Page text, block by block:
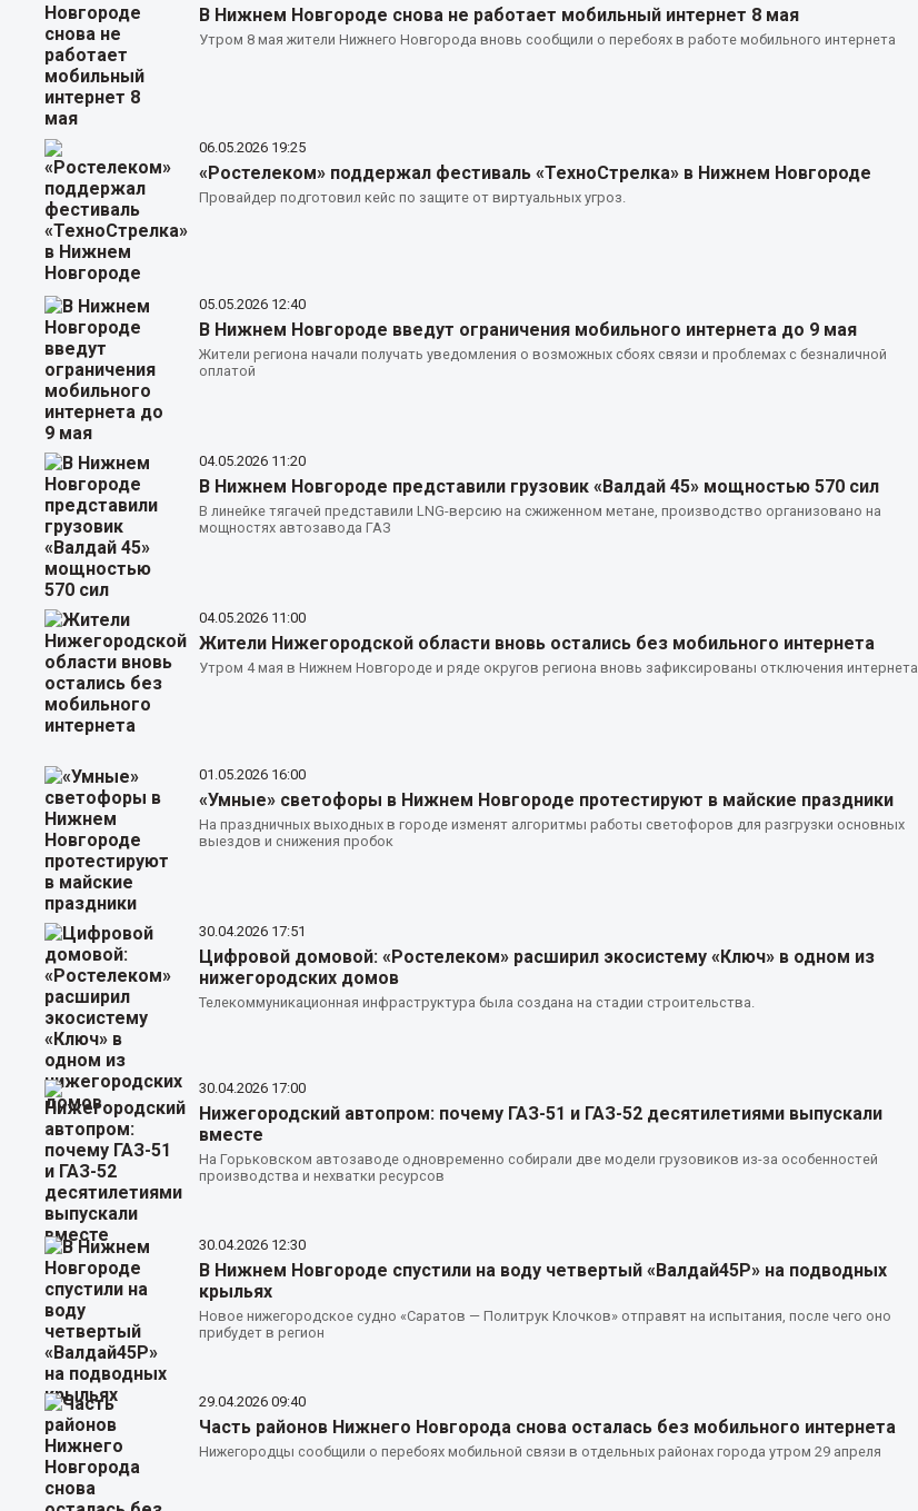
В Нижнем Новгороде снова не работает мобильный интернет 8 мая
Утром 8 мая жители Нижнего Новгорода вновь сообщили о перебоях в работе мобильного интернета
06.05.2026 19:25
«Ростелеком» поддержал фестиваль «ТехноСтрелка» в Нижнем Новгороде
Провайдер подготовил кейс по защите от виртуальных угроз.
05.05.2026 12:40
В Нижнем Новгороде введут ограничения мобильного интернета до 9 мая
Жители региона начали получать уведомления о возможных сбоях связи и проблемах с безналичной
оплатой
04.05.2026 11:20
В Нижнем Новгороде представили грузовик «Валдай 45» мощностью 570 сил
В линейке тягачей представили LNG-версию на сжиженном метане, производство организовано на
мощностях автозавода ГАЗ
04.05.2026 11:00
Жители Нижегородской области вновь остались без мобильного интернета
Утром 4 мая в Нижнем Новгороде и ряде округов региона вновь зафиксированы отключения интернета
01.05.2026 16:00
«Умные» светофоры в Нижнем Новгороде протестируют в майские праздники
На праздничных выходных в городе изменят алгоритмы работы светофоров для разгрузки основных
выездов и снижения пробок
30.04.2026 17:51
Цифровой домовой: «Ростелеком» расширил экосистему «Ключ» в одном из
нижегородских домов
Телекоммуникационная инфраструктура была создана на стадии строительства.
30.04.2026 17:00
Нижегородский автопром: почему ГАЗ-51 и ГАЗ-52 десятилетиями выпускали
вместе
На Горьковском автозаводе одновременно собирали две модели грузовиков из-за особенностей
производства и нехватки ресурсов
30.04.2026 12:30
В Нижнем Новгороде спустили на воду четвертый «Валдай45Р» на подводных
крыльях
Новое нижегородское судно «Саратов — Политрук Клочков» отправят на испытания, после чего оно
прибудет в регион
29.04.2026 09:40
Часть районов Нижнего Новгорода снова осталась без мобильного интернета
Нижегородцы сообщили о перебоях мобильной связи в отдельных районах города утром 29 апреля